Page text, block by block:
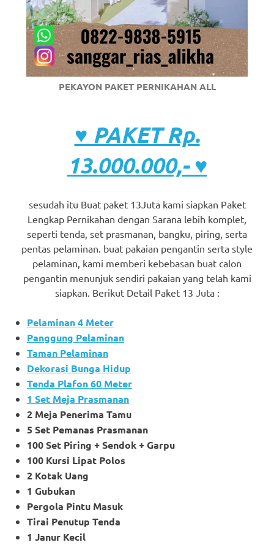
PEKAYON PAKET PERNIKAHAN ALL
♥ PAKET Rp.
13.000.000,- ♥
sesudah itu Buat paket 13Juta kami siapkan Paket
Lengkap Pernikahan dengan Sarana lebih komplet,
seperti tenda, set prasmanan, bangku, piring, serta
pentas pelaminan. buat pakaian pengantin serta style
pelaminan, kami memberi kebebasan buat calon
pengantin menunjuk sendiri pakaian yang telah kami
siapkan. Berikut Detail Paket 13 Juta :
Pelaminan 4 Meter
Panggung Pelaminan
Taman Pelaminan
Dekorasi Bunga Hidup
Tenda Plafon 60 Meter
1 Set Meja Prasmanan
2 Meja Penerima Tamu
5 Set Pemanas Prasmanan
100 Set Piring + Sendok + Garpu
100 Kursi Lipat Polos
2 Kotak Uang
1 Gubukan
Pergola Pintu Masuk
Tirai Penutup Tenda
1 Janur Kecil